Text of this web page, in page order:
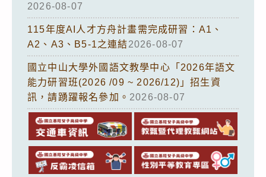
2026-08-07
115年度AI人才方舟計畫需完成研習：A1、
A2、A3、B5-1之連結2026-08-07
國立中山大學外國語文教學中心「2026年語文
能力研習班(2026 /09 ~ 2026/12)」招生資
訊，請踴躍報名參加。 2026-08-07